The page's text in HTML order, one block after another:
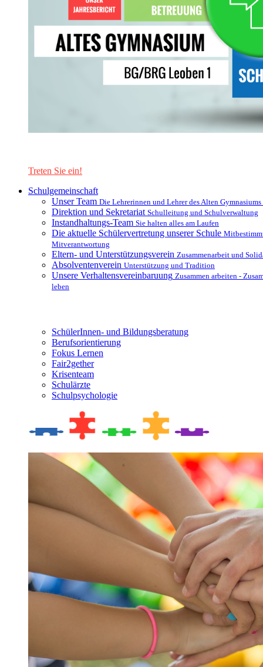
Treten Sie ein!
Schulgemeinschaft
Unser Team Die Lehrerinnen und Lehrer des Alten
Direktion und Sekretariat Schulleitung und Schulverwaltung
Instandhaltungs-Team Sie halten alles am Laufen
Die aktuelle Schülervertretung unserer Schule
Mitverantwortung
Eltern- und Unterstützungsverein Zusammenarbeit und
Absolventenverein Unterstützung und Tradition
Unsere Verhaltensvereinbaruung Zusammen arbeiten -
leben
SchülerInnen- und Bildungsberatung
Berufsorientierung
Fokus Lernen
Fair2gether
Krisenteam
Schulärzte
Schulpsychologie